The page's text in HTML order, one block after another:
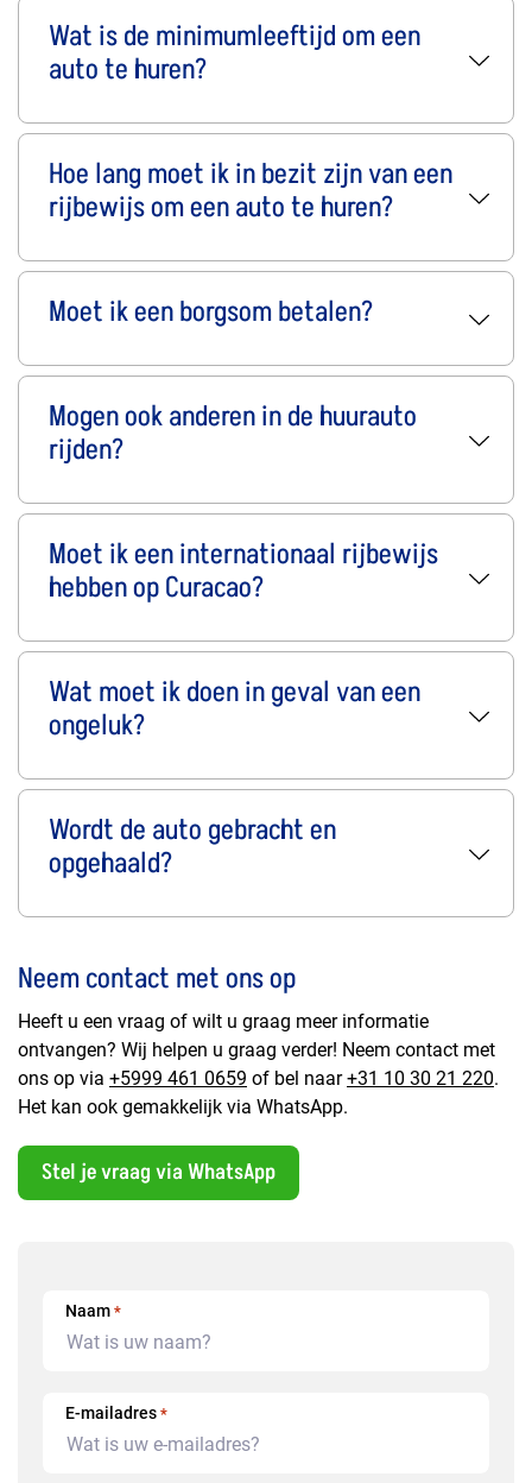
Wat is de minimumleeftijd om een
auto te huren?
Hoe lang moet ik in bezit zijn van een
rijbewijs om een auto te huren?
Moet ik een borgsom betalen?
Mogen ook anderen in de huurauto
rijden?
Moet ik een internationaal rijbewijs
hebben op Curacao?
Wat moet ik doen in geval van een
ongeluk?
Wordt de auto gebracht en
opgehaald?
Neem contact met ons op
Heeft u een vraag of wilt u graag meer informatie
ontvangen? Wij helpen u graag verder! Neem contact met
ons op via +5999 461 0659 of bel naar+31 10 30 21 220.
Het kan ook gemakkelijk via WhatsApp.
Stel je vraag via WhatsApp
Naam *
E-mailadres *